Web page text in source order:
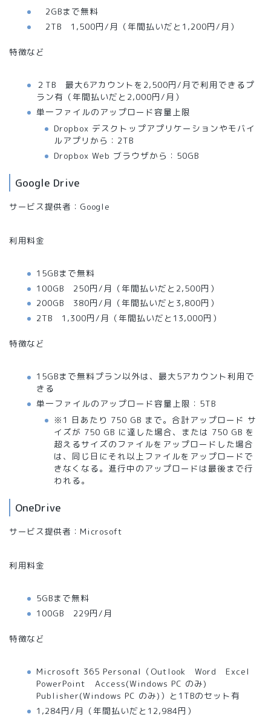
2GBまで無料
2TB 1,500円/月（年間払いだと1,200円/月）
特徴など
２TB 最大6アカウントを2,500円/月で利用できるプ
ラン有（年間払いだと2,000円/月）
単一ファイルのアップロード容量上限
Dropbox デスクトップアプリケーションやモバイ
ルアプリから：2TB
Dropbox Web ブラウザから：50GB
Google Drive
サービス提供者：Google
利用料金
15GBまで無料
100GB 250円/月（年間払いだと2,500円）
200GB 380円/月（年間払いだと3,800円）
2TB 1,300円/月（年間払いだと13,000円）
特徴など
15GBまで無料プラン以外は、最大5アカウント利用で
きる
単一ファイルのアップロード容量上限：5TB
※1 日あたり 750 GB まで。合計アップロード サ
イズが 750 GB に達した場合、または 750 GB を
超えるサイズのファイルをアップロードした場合
は、同じ日にそれ以上ファイルをアップロードで
きなくなる。進行中のアップロードは最後まで行
われる。
OneDrive
サービス提供者：Microsoft
利用料金
5GBまで無料
100GB 229円/月
特徴など
Microsoft 365 Personal（Outlook Word Excel
PowerPoint Access(Windows PC のみ)
Publisher(Windows PC のみ)）と1TBのセット有
1,284円/月（年間払いだと12,984円）